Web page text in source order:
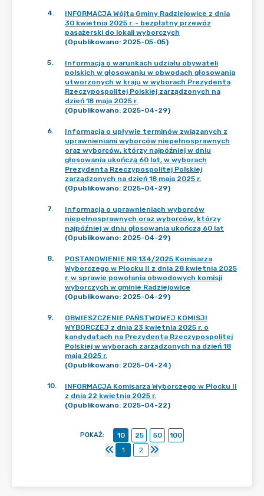
4.
INFORMACJA Wójta Gminy Radziejowice z dnia
30 kwietnia 2025 r. - bezpłatny przewóz
pasażerski do lokali wyborczych
(Opublikowano: 2025-05-05)
5.
Informacja o warunkach udziału obywateli
polskich w głosowaniu w obwodach głosowania
utworzonych w kraju w wyborach Prezydenta
Rzeczypospolitej Polskiej zarządzonych na
dzień 18 maja 2025 r.
(Opublikowano: 2025-04-29)
6.
Informacja o upływie terminów związanych z
uprawnieniami wyborców niepełnosprawnych
oraz wyborców, którzy najpóźniej w dniu
głosowania ukończą 60 lat, w wyborach
Prezydenta Rzeczypospolitej Polskiej
zarządzonych na dzień 18 maja 2025 r.
(Opublikowano: 2025-04-29)
7.
Informacja o uprawnieniach wyborców
niepełnosprawnych oraz wyborców, którzy
najpóźniej w dniu głosowania ukończą 60 lat
(Opublikowano: 2025-04-29)
8.
POSTANOWIENIE NR 134/2025 Komisarza
Wyborczego w Płocku II z dnia 28 kwietnia 2025
r. w sprawie powołania obwodowych komisji
wyborczych w gminie Radziejowice
(Opublikowano: 2025-04-29)
9.
OBWIESZCZENIE PAŃSTWOWEJ KOMISJI
WYBORCZEJ z dnia 23 kwietnia 2025 r. o
kandydatach na Prezydenta Rzeczypospolitej
Polskiej w wyborach zarządzonych na dzień 18
maja 2025 r.
(Opublikowano: 2025-04-24)
10.
INFORMACJA Komisarza Wyborczego w Płocku II
z dnia 22 kwietnia 2025 r.
(Opublikowano: 2025-04-22)
POKAŻ: 10 25 50
100
1
2